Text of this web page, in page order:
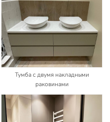
Тумба с двумя накладными
раковинами